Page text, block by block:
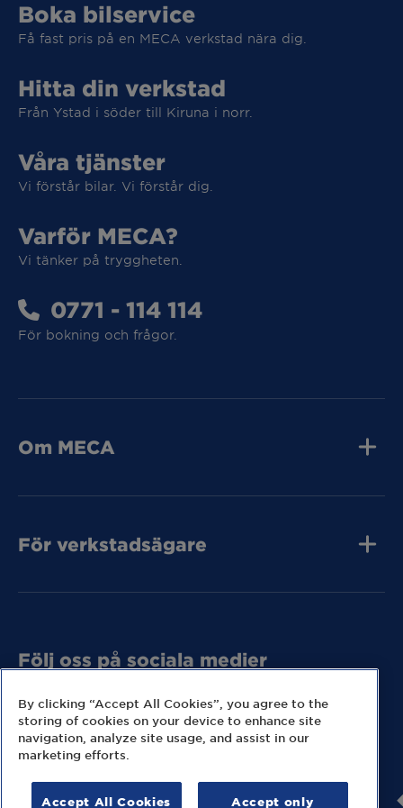
Vi tar hand om din elbil
MECA Fleet
MECA Fleet
Tunga Fordon
Boka bilservice
Få fast pris på en MECA verkstad nära dig.
Hitta din verkstad
Från Ystad i söder till Kiruna i norr.
Våra tjänster
Vi förstår bilar. Vi förstår dig.
Varför MECA?
Vi tänker på tryggheten.
0771 - 114 114
För bokning och frågor.
Om MECA
För verkstadsägare
Följ oss på sociala medier
By clicking “Accept All Cookies”, you agree to the
storing of cookies on your device to enhance site
navigation, analyze site usage, and assist in our
marketing efforts.
Accept All Cookies Accept only